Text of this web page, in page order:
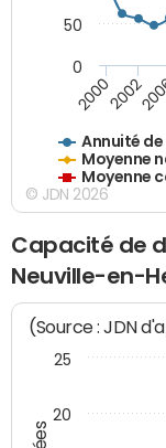
Annuité
Moyenne
Moyenne
20002002
0
50
© JDN 2026
Capacité de
Neuville-en-
(Source : JDN
20
25